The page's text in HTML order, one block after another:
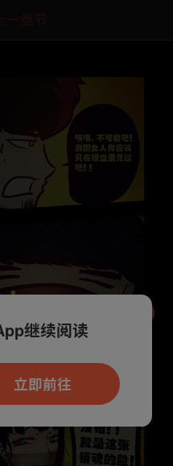
一章节
，可打开App新用
费看
继续阅读
立即前往